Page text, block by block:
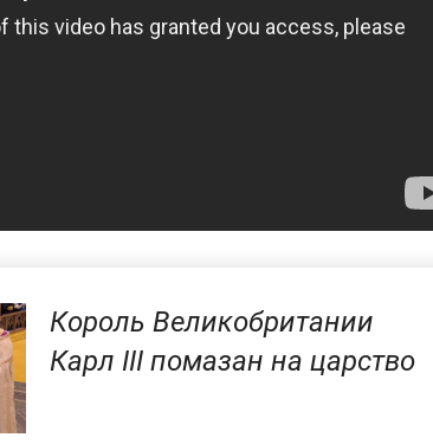
Король Великобритании
Карл III помазан на царство